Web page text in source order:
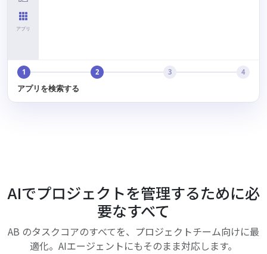
アプリ
1 2 3 4
アプリを検索する
AIでプロジェクトを管理するために必
要なすべて
AB のタスクコアのすべてを、プロジェクトチーム向けに最
適化。AIエージェントにもそのまま対応します。